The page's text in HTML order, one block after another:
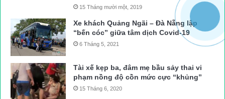
15 Tháng mười một, 2019
Xe khách Quảng Ngãi – Đà Nẵng lập
“bến cóc” giữa tâm dịch Covid-19
6 Tháng 5, 2021
Tài xế kẹp ba, đâm mẹ bầu sảy thai vi
phạm nồng độ cồn mức cực “khủng”
15 Tháng 6, 2020